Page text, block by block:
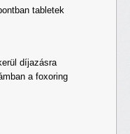
tabletek
díjazásra
a foxoring